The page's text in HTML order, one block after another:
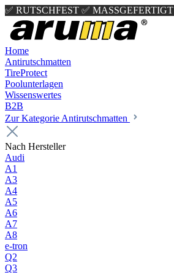
✅ RUTSCHFEST ✅ MASSGEFERTIGT
Home
Antirutschmatten
TireProtect
Poolunterlagen
Wissenswertes
B2B
Zur Kategorie Antirutschmatten
Nach Hersteller
Audi
A1
A3
A4
A5
A6
A7
A8
e-tron
Q2
Q3